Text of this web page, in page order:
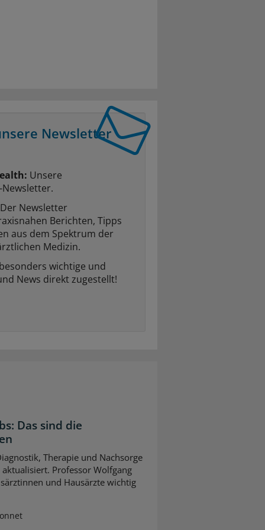
Newsletter
Unsere
Newsletter
Berichten, Tipps
aus dem Spektrum der
Medizin.
wichtige und
News direkt zugestellt!
Das sind die
Therapie und Nachsorge
Professor Wolfgang
und Hausärzte wichtig